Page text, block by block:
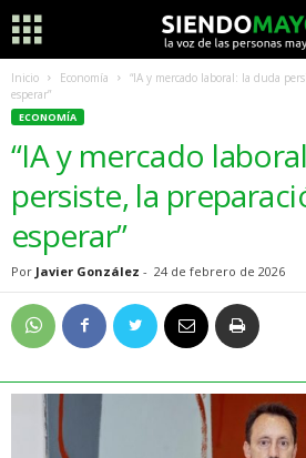
Inicio Economía
“IA y mercado laboral: la duda
esperar”
ECONOMÍA
“IA y mercado
persiste, la
esperar”
Por Javier González - 24 de febrero de 2026